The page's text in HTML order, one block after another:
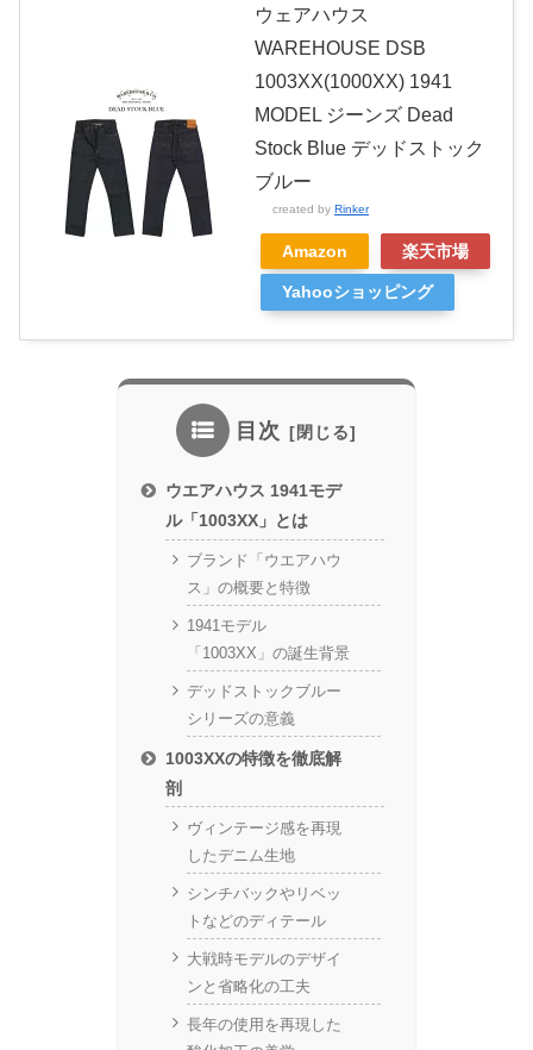
ウェアハウス
WAREHOUSE DSB
1003XX(1000XX) 1941
MODEL ジーンズ Dead
Stock Blue デッドストック
ブルー
created by Rinker
Amazon 楽天市場
Yahooショッピング
目次
ウエアハウス 1941モデ
ル「1003XX」とは
ブランド「ウエアハウ
ス」の概要と特徴
1941モデル
「1003XX」の誕生背景
デッドストックブルー
シリーズの意義
1003XXの特徴を徹底解
剖
ヴィンテージ感を再現
したデニム生地
シンチバックやリベッ
トなどのディテール
大戦時モデルのデザイ
ンと省略化の工夫
長年の使用を再現した